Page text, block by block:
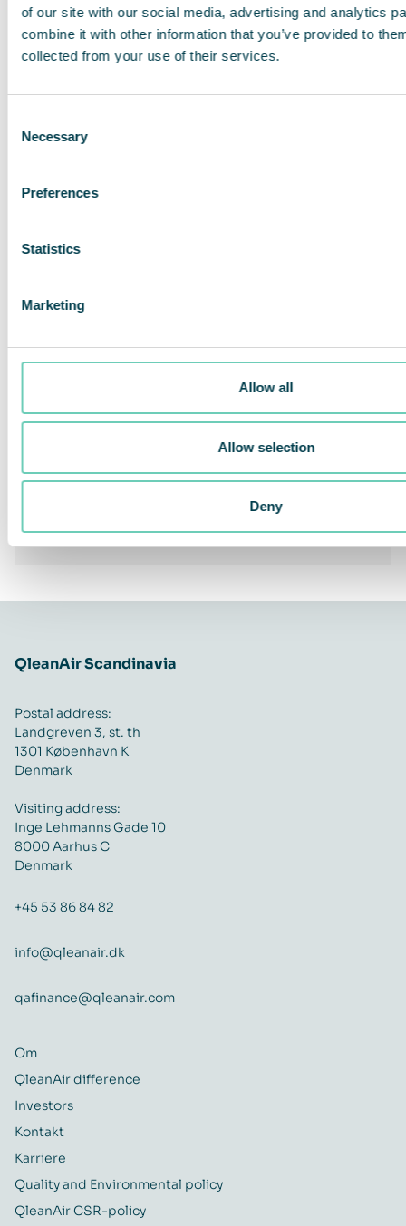
of our site with our social media, advertising and analytics
combine it with other information that you’ve provided to
collected from your use of their services.
Selection
Necessary
Preferences
Statistics
Marketing
Allow all
Allow selection
Deny
samlet mere end 250 svenske virusforskere for at
dele viden på området.
www.pandemifonden.se/
startar-insamlingsfond-for-att-stoppa-nya-
www.mynewsdesk.com/se/pandemifonden/
pandemier-3075715
Next
Facebook
Twitter
LinkedIn
Share
QleanAir Scandinavia
Postal address:
Landgreven 3, st. th
1301 København K
Denmark
Visiting address:
Inge Lehmanns Gade 10
8000 Aarhus C
Denmark
+45 53 86 84 82
info@qleanair.dk
qafinance@qleanair.com
Om
QleanAir difference
Investors
Kontakt
Karriere
Quality and Environmental policy
QleanAir CSR-policy